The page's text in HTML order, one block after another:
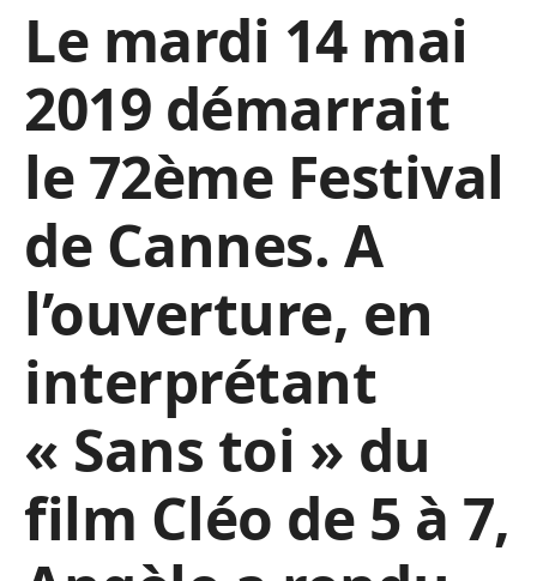
Le mardi 14 mai
2019 démarrait
le 72ème Festival
de Cannes. A
l’ouverture, en
interprétant
« Sans toi » du
film Cléo de 5 à 7,